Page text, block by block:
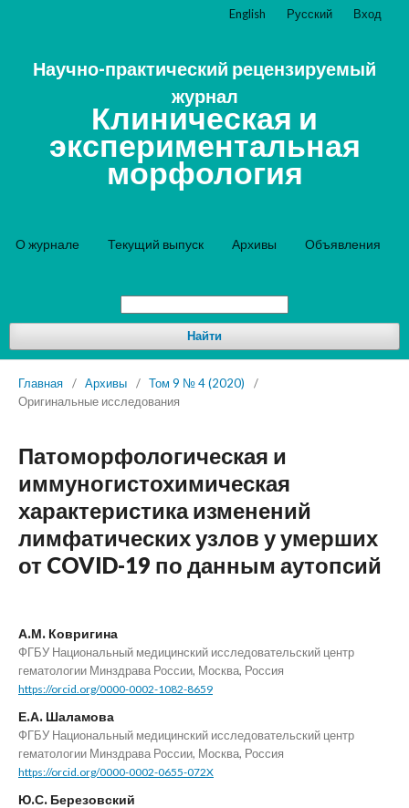
Научно-практический рецензируемый
журнал
Клиническая и
экспериментальная
морфология
О журнале Текущий выпуск Архивы Объявления
Найти
English Русский Вход
Главная / Архивы / Том 9 № 4 (2020)
/
Оригинальные исследования
Патоморфологическая и
иммуногистохимическая
характеристика изменений
лимфатических узлов у умерших
от COVID-19 по данным аутопсий
А.М. Ковригина
ФГБУ Национальный медицинский исследовательский центр
гематологии Минздрава России, Москва, Россия
https://orcid.org/0000-0002-1082-8659
Е.А. Шаламова
ФГБУ Национальный медицинский исследовательский центр
гематологии Минздрава России, Москва, Россия
https://orcid.org/0000-0002-0655-072X
Ю.С. Березовский